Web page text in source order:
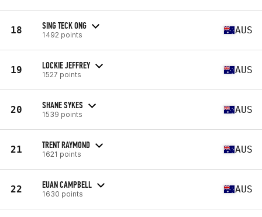
18 SING TECK ONG
1492 points AUS
19 LOCKIE JEFFREY
1527 points AUS
20 SHANE SYKES
1539 points AUS
21 TRENT RAYMOND
1621 points AUS
22 EUAN CAMPBELL
1630 points AUS